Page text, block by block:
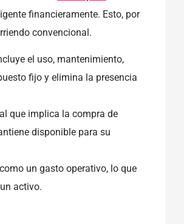
financieramente. Esto, por
convencional.
el uso, mantenimiento,
fijo y elimina la presencia
que implica la compra de
disponible para su
un gasto operativo, lo que
activo.